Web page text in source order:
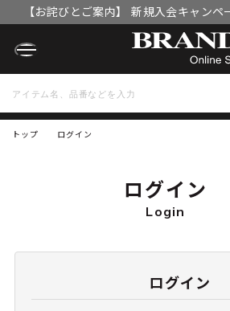
【お詫びとご案内】 新規入会キャンペ
OFFクーポン」付与漏れと
トップ ログイン
ログイン
Login
ログイン